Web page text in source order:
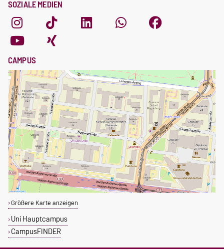
SOZIALE MEDIEN
CAMPUS
Größere Karte anzeigen
Uni Hauptcampus
CampusFINDER